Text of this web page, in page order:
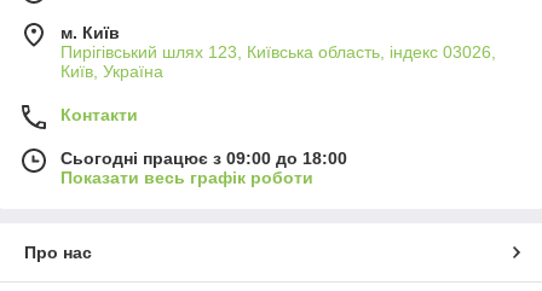
м. Київ
Пирігівський шлях 123, Київська область, індекс 03026,
Київ, Україна
Контакти
Сьогодні працює з 09:00 до 18:00
Показати весь графік роботи
Про нас